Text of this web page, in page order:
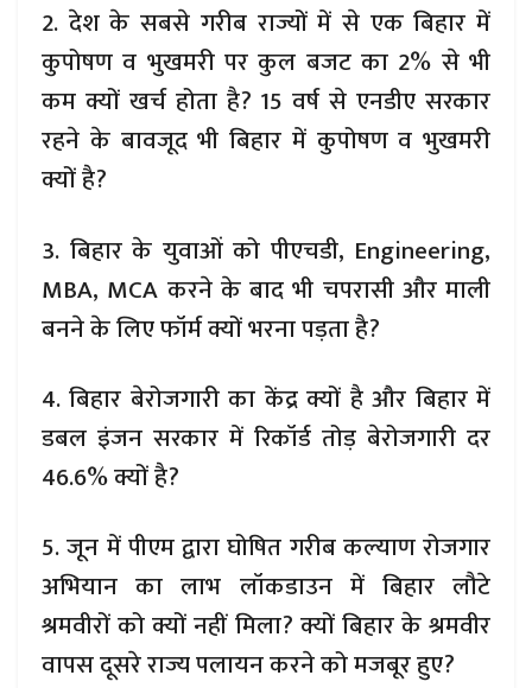
2. देश के सबसे गरीब राज्यों में से एक बिहार में
कुपोषण व भुखमरी पर कुल बजट का 2% से भी
कम क्यों खर्च होता है? 15 वर्ष से एनडीए सरकार
रहने के बावजूद भी बिहार में कुपोषण व भुखमरी
क्यों है?
3. बिहार के युवाओं को पीएचडी, Engineering,
MBA, MCA करने के बाद भी चपरासी और माली
बनने के लिए फॉर्म क्यों भरना पड़ता है?
4. बिहार बेरोजगारी का केंद्र क्यों है और बिहार में
डबल इंजन सरकार में रिकॉर्ड तोड़ बेरोजगारी दर
46.6% क्यों है?
5. जून में पीएम द्वारा घोषित गरीब कल्याण रोजगार
अभियान का लाभ लॉकडाउन में बिहार लौटे
श्रमवीरों को क्यों नहीं मिला? क्यों बिहार के श्रमवीर
वापस दूसरे राज्य पलायन करने को मजबूर हुए?